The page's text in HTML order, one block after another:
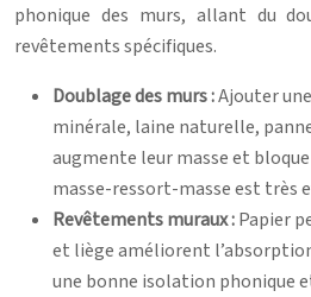
phonique des murs, allant du
revêtements spécifiques.
Doublage des murs :Ajouter
minérale, laine naturelle,
augmente leur masse et
masse-ressort-masse est très
Revêtements muraux :Papier
et liège améliorent
une bonne isolation phonique